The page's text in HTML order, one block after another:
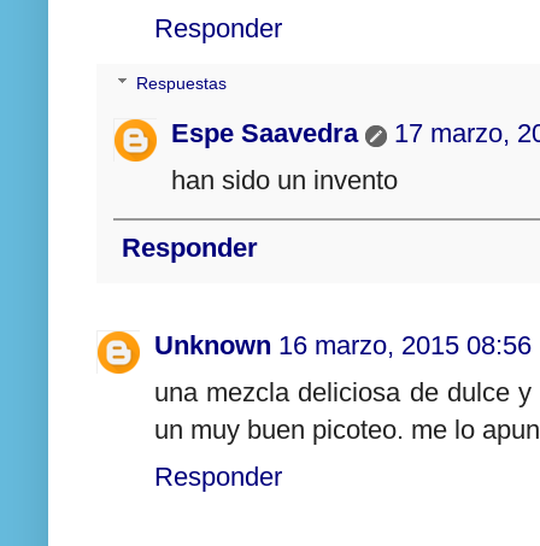
Responder
Respuestas
Espe Saavedra
17 marzo,
han sido un invento
Responder
Unknown 16 marzo, 2015 08:56
una mezcla deliciosa de dulce
un muy buen picoteo. me lo
Responder